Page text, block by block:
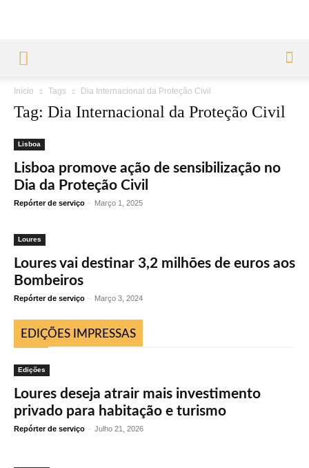
Início Tags Dia Internacional da Proteção Civil
Tag: Dia Internacional da Proteção Civil
Lisboa
Lisboa promove ação de sensibilização no
Dia da Proteção Civil
Repórter de serviço - Março 1, 2025
Loures
Loures vai destinar 3,2 milhões de euros aos
Bombeiros
Repórter de serviço - Março 3, 2024
EDIÇÕES IMPRESSAS
Edições
Loures deseja atrair mais investimento
privado para habitação e turismo
Repórter de serviço - Julho 21, 2026